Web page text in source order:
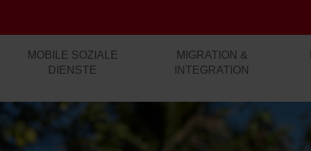
MOBILE SOZIALE
DIENSTE
MIGRATION &
INTEGRATION